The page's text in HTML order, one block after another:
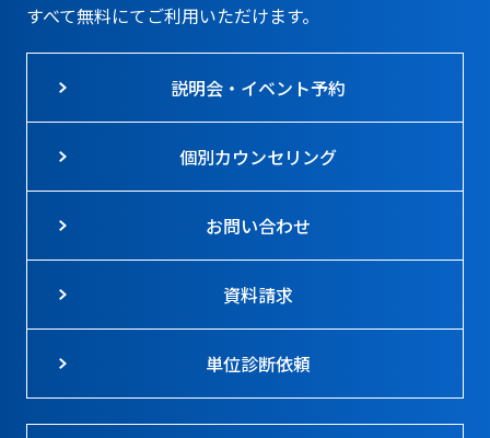
すべて無料にてご利用いただけます。
説明会・イベント予約
個別カウンセリング
お問い合わせ
資料請求
単位診断依頼